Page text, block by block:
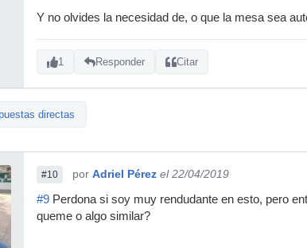
Y no olvides la necesidad de, o que la mesa sea
1 Responder Citar
directas
#10 por Adriel Pérez el 22/04/2019
#9 Perdona si soy muy rendudante en esto, pero
queme o algo similar?